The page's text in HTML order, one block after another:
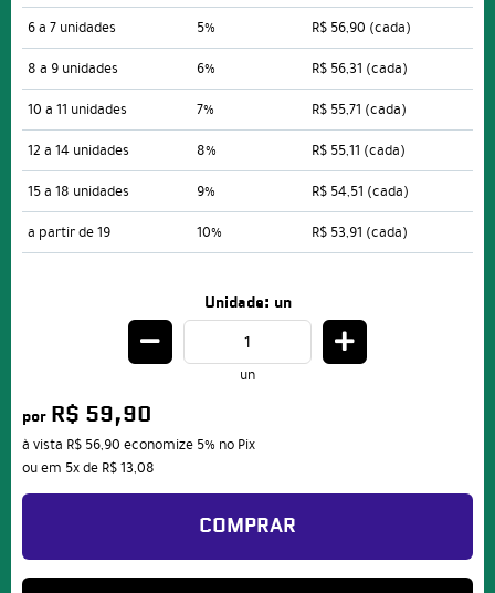
6 a 7 unidades
5% R$ 56,90 (cada)
8 a 9 unidades
6% R$ 56,31 (cada)
10 a 11 unidades
7% R$ 55,71 (cada)
12 a 14 unidades
8% R$ 55,11 (cada)
15 a 18 unidades
9% R$ 54,51 (cada)
a partir de 19
10% R$ 53,91 (cada)
Unidade: un
un
por R$ 59,90
à vista R$ 56,90 economize 5% no Pix
ou em 5xde R$ 13,08
COMPRAR